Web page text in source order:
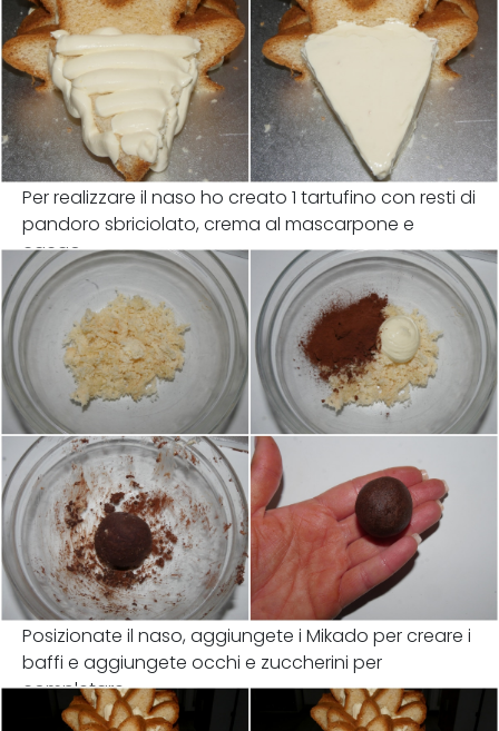
Per realizzare il naso ho creato 1 tartufino con resti di
pandoro sbriciolato, crema al mascarpone e
cacao.
Posizionate il naso, aggiungete i Mikado per creare i
baffi e aggiungete occhi e zuccherini per
completare.